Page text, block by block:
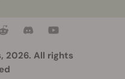
2026. All rights